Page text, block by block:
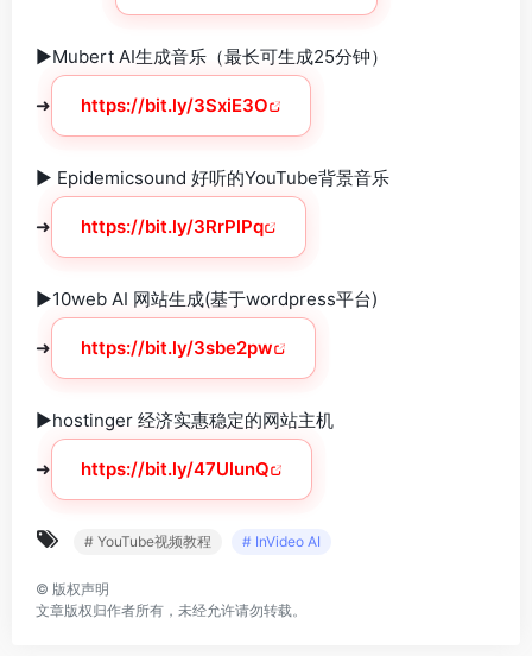
►Mubert AI生成音乐（最长可生成25分钟）
➜ https://bit.ly/3SxiE3O
► Epidemicsound 好听的YouTube背景音乐
➜ https://bit.ly/3RrPlPq
►10web AI 网站生成(基于wordpress平台)
➜ https://bit.ly/3sbe2pw
►hostinger 经济实惠稳定的网站主机
➜ https://bit.ly/47UlunQ
# YouTube视频教程 # InVideo AI
© 版权声明
文章版权归作者所有，未经允许请勿转载。